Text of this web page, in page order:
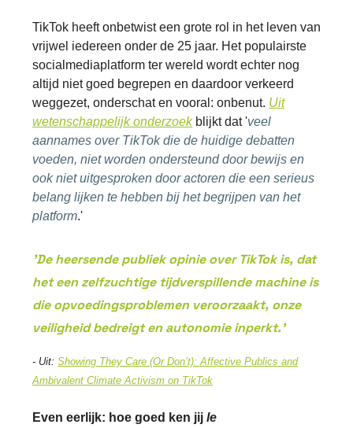
TikTok heeft onbetwist een grote rol in het leven van
vrijwel iedereen onder de 25 jaar. Het populairste
socialmediaplatform ter wereld wordt echter nog
altijd niet goed begrepen en daardoor verkeerd
weggezet, onderschat en vooral: onbenut. Uit
wetenschappelijk onderzoekblijkt dat 'veel
aannames over TikTok die de huidige debatten
voeden, niet worden ondersteund door bewijs en
ook niet uitgesproken door actoren die een serieus
belang lijken te hebben bij het begrijpen van het
platform.'
'De heersende publiek opinie over TikTok is, dat
het een zelfzuchtige tijdverspillende machine is
die opvoedingsproblemen veroorzaakt, onze
veiligheid bedreigt en autonomie inperkt.'
- Uit: Showing They Care (Or Don’t): Affective Publics and
Ambivalent Climate Activism on TikTok
Even eerlijk: hoe goed ken jij le